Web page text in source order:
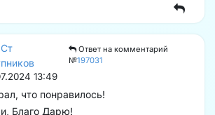
Ответ на комментарий
№197031
13:49
что понравилось!
Благо Дарю!